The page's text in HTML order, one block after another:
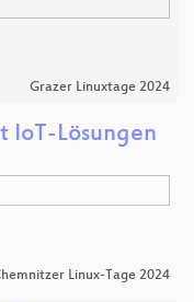
Grazer Linuxtage 2024
IoT-Lösungen
Linux-Tage 2024